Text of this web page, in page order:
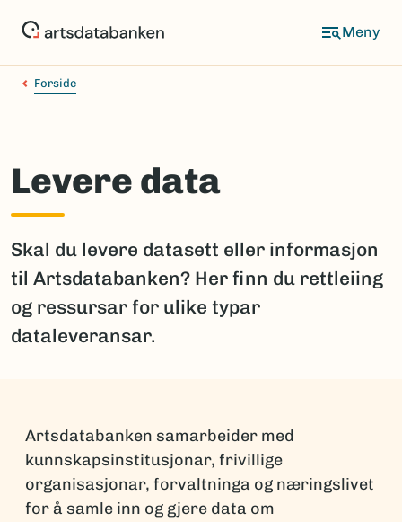
Forside
Levere data
Skal du levere datasett eller informasjon
til Artsdatabanken? Her finn du rettleiing
og ressursar for ulike typar
dataleveransar.
Artsdatabanken samarbeider med
kunnskapsinstitusjonar, frivillige
organisasjonar, forvaltninga og næringslivet
for å samle inn og gjere data om